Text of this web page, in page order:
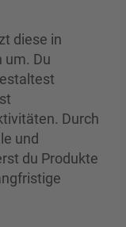
diese in
um. Du
Durch
und
du Produkte